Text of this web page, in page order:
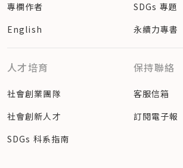
專欄作者
English
SDGs 專題
永續力專書
人才培育
社會創業團隊
社會創新人才
SDGs 科系指南
保持聯絡
客服信箱
訂閱電子報